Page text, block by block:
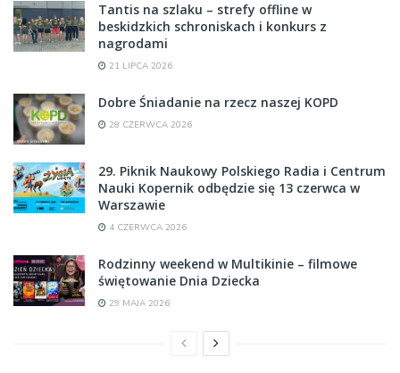
Tantis na szlaku – strefy offline w
beskidzkich schroniskach i konkurs z
nagrodami
21 LIPCA 2026
Dobre Śniadanie na rzecz naszej KOPD
28 CZERWCA 2026
29. Piknik Naukowy Polskiego Radia i Centrum
Nauki Kopernik odbędzie się 13 czerwca w
Warszawie
4 CZERWCA 2026
Rodzinny weekend w Multikinie – filmowe
świętowanie Dnia Dziecka
29 MAJA 2026